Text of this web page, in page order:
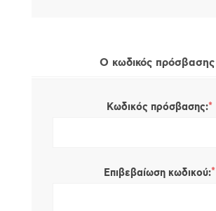
Ο κωδικός πρόσβασης
Κωδικός πρόσβασης:*
Επιβεβαίωση κωδικού:*